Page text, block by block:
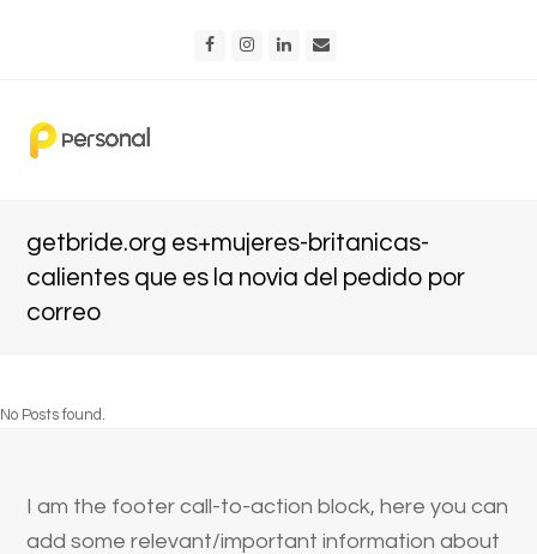
FacebookInstagram
LinkedIn
getbride.org es+mujeres-britanicas-
calientes que es la novia del pedido por
correo
No Posts found.
I am the footer call-to-action block, here you can
add some relevant/important information about